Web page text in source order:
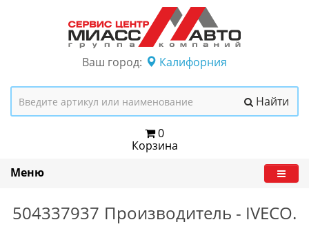
Ваш город: Калифорния
Найти
0
Корзина
Меню
504337937 Производитель - IVECO.